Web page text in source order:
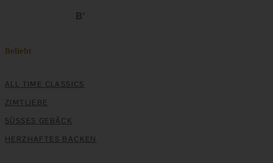
Beliebt
ALL TIME CLASSICS
ZIMTLIEBE
SÜSSES GEBÄCK
HERZHAFTES BACKEN